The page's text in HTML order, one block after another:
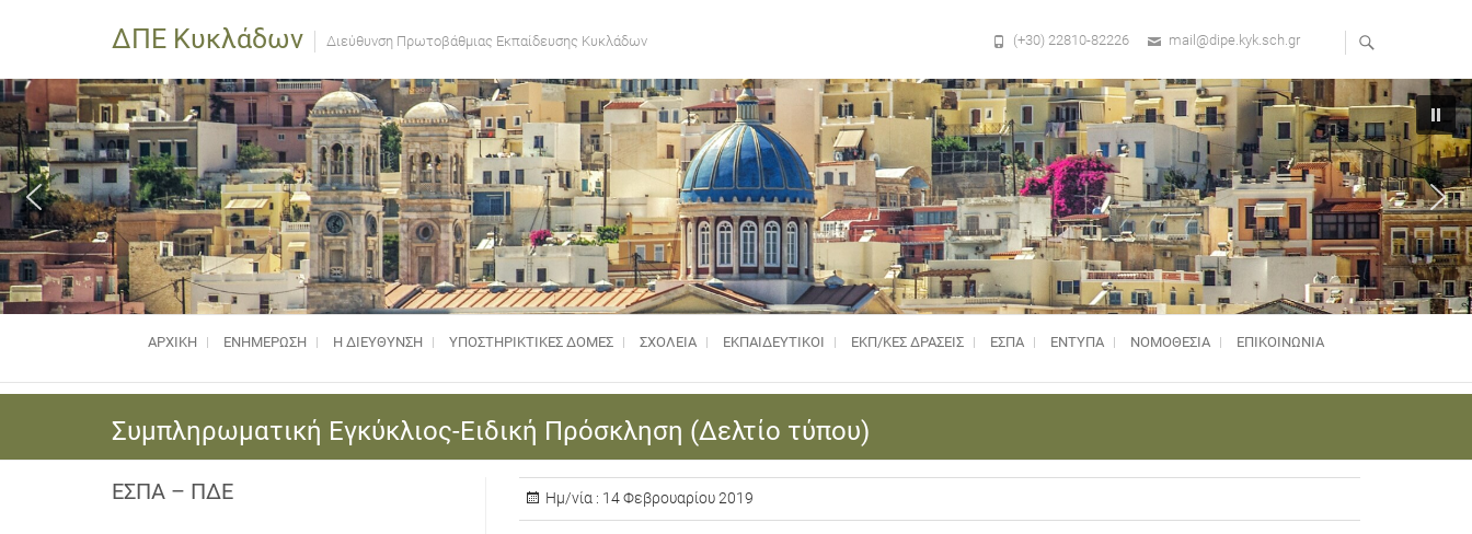
ΔΠΕ Κυκλάδων Διεύθυνση Πρωτοβάθμιας Εκπαίδευσης Κυκλάδων (+30) 22810-82226 mail@dipe.kyk.sch.gr
ΑΡΧΙΚΗ ΕΝΗΜΈΡΩΣΗ Η ΔΙΕΥΘΥΝΣΗ ΥΠΟΣΤΗΡΙΚΤΙΚΈΣ ΔΟΜΈΣ ΣΧΟΛΕΙΑ ΕΚΠΑΙΔΕΥΤΙΚΟΙ ΕΚΠ/ΚΕΣ ΔΡΑΣΕΙΣ ΕΣΠΑ ΕΝΤΥΠΑ ΝΟΜΟΘΕΣΊΑ ΕΠΙΚΟΙΝΩΝΙΑ
Συμπληρωματική Εγκύκλιος-Ειδική Πρόσκληση (Δελτίο τύπου)
Ημ/νία : 14 Φεβρουαρίου 2019
ΕΣΠΑ – ΠΔΕ